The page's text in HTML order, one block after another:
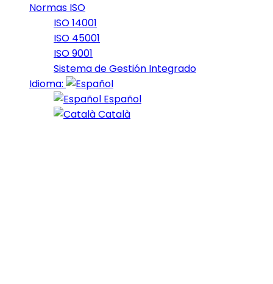
Normas ISO
ISO 14001
ISO 45001
ISO 9001
Sistema de Gestión Integrado
Idioma:
Español
Català